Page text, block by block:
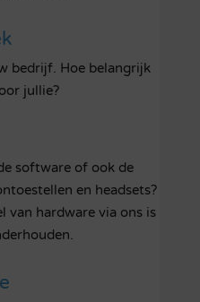
bedrijf. Hoe belangrijk
jullie?
software of ook de
en headsets?
van hardware via ons is